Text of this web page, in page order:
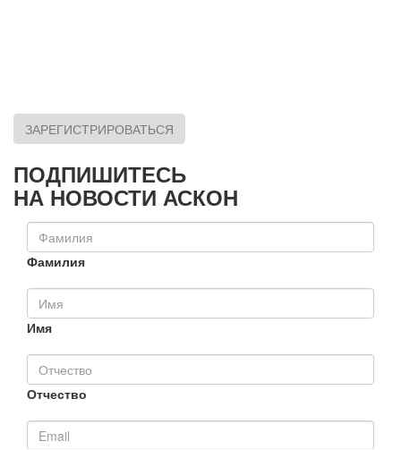
ЗАРЕГИСТРИРОВАТЬСЯ
ПОДПИШИТЕСЬ
НА НОВОСТИ АСКОН
Фамилия
Имя
Отчество